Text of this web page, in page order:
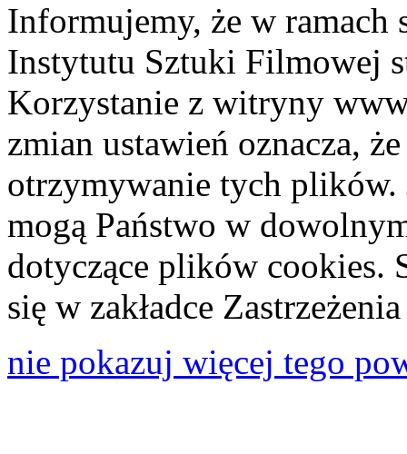
Informujemy, że w ramach
Instytutu Sztuki Filmowej
Korzystanie z witryny
zmian ustawień oznacza,
otrzymywanie tych plików.
mogą Państwo w
dotyczące plików cookies.
się w zakładce
nie pokazuj więcej tego